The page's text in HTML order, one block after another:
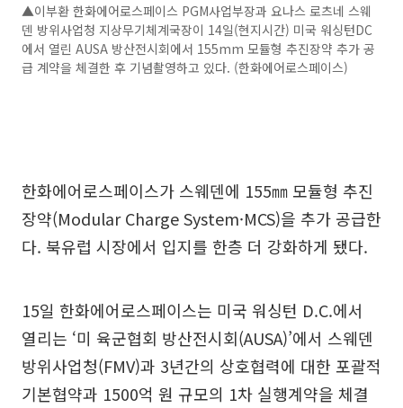
▲이부환 한화에어로스페이스 PGM사업부장과 요나스 로츠네 스웨
덴 방위사업청 지상무기체계국장이 14일(현지시간) 미국 워싱턴DC
에서 열린 AUSA 방산전시회에서 155mm 모듈형 추진장약 추가 공
급 계약을 체결한 후 기념촬영하고 있다. (한화에어로스페이스)
한화에어로스페이스가 스웨덴에 155㎜ 모듈형 추진
장약(Modular Charge System·MCS)을 추가 공급한
다. 북유럽 시장에서 입지를 한층 더 강화하게 됐다.
15일 한화에어로스페이스는 미국 워싱턴 D.C.에서
열리는 ‘미 육군협회 방산전시회(AUSA)’에서 스웨덴
방위사업청(FMV)과 3년간의 상호협력에 대한 포괄적
기본협약과 1500억 원 규모의 1차 실행계약을 체결